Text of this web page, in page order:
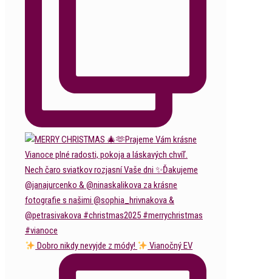
Dobro nikdy nevyjde z módy! Vianočný EV